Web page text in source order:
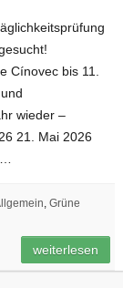
Cínovec bis 11.
wieder –
21. Mai 2026
,Grüne
weiterlesen